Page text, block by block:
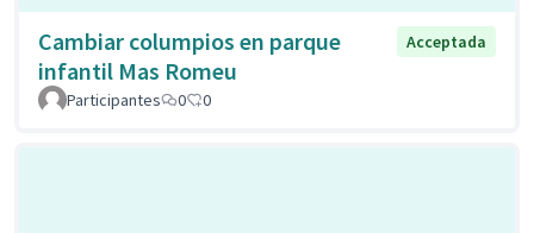
Cambiar columpios en parque
infantil Mas Romeu
Acceptada
Participantes 0 0